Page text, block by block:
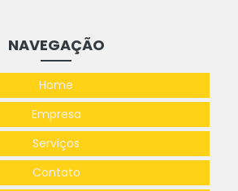
NAVEGAÇÃO
Home
Empresa
Serviços
Contato